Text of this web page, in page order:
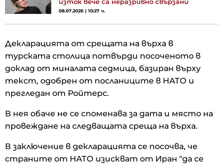
08.07.2026 | 10:27 ч.
Декларацията от срещата на върха в
турската столица потвърди посоченото в
доклад от миналата седмица, базиран върху
текст, одобрен от посланиците в НАТО и
прегледан от Ройтерс.
В нея обаче не се споменава за дата и място на
провеждане на следващата среща на върха.
В заключение в декларацията се посочва, че
страните от НАТО изискват от Иран "да се